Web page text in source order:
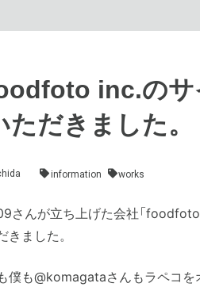
inc.のサ
ただきました。
information works
さんが立ち上げた会社「
きました。
僕も@komagataさんもラペコ